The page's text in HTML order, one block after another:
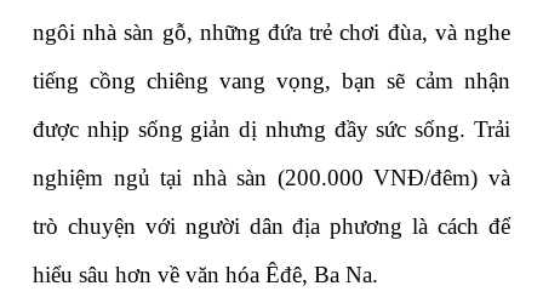
ngôi nhà sàn gỗ, những đứa trẻ chơi đùa, và nghe
tiếng cồng chiêng vang vọng, bạn sẽ cảm nhận
được nhịp sống giản dị nhưng đầy sức sống. Trải
nghiệm ngủ tại nhà sàn (200.000 VNĐ/đêm) và
trò chuyện với người dân địa phương là cách để
hiểu sâu hơn về văn hóa Êđê, Ba Na.